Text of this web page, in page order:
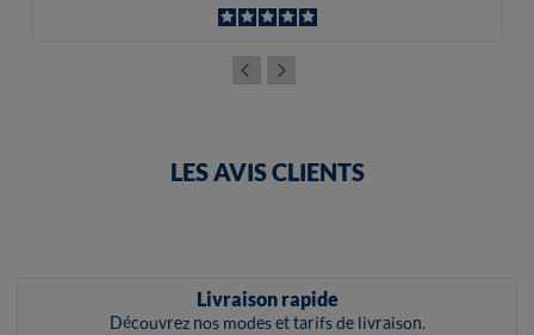
LES AVIS CLIENTS
Livraison rapide
Découvrez nos modes et tarifs de livraison.